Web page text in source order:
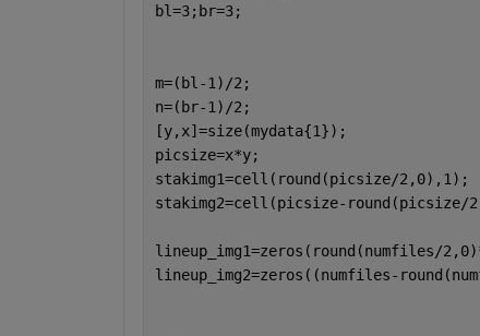
bl=3;br=3;
m=(bl-1)/2;
n=(br-1)/2;
[y,x]=size(mydata{1});
picsize=x*y;
stakimg1=cell(round(picsize/2,0),1);
stakimg2=cell(picsize-round(picsize/
lineup_img1=zeros(round(numfiles/
lineup_img2=zeros((numfiles-